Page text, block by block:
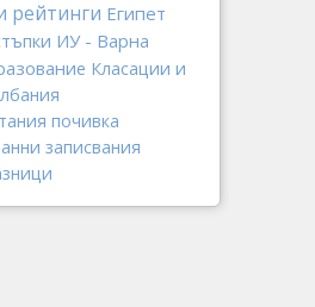
рейтинги Египет
ИУ - Варна
Класации и
почивка
записвания